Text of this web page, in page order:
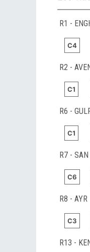
R1 -
C4
R2 -
C1
R6 -
C1
R7 -
C6
R8 - AYR
C3
R13 -